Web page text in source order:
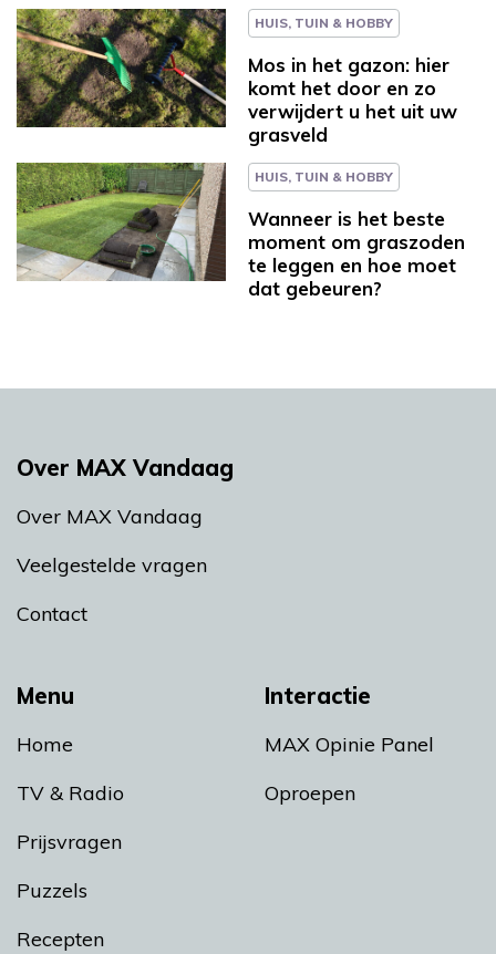
HUIS, TUIN & HOBBY
Mos in het gazon: hier
komt het door en zo
verwijdert u het uit uw
grasveld
HUIS, TUIN & HOBBY
Wanneer is het beste
moment om graszoden
te leggen en hoe moet
dat gebeuren?
Menu
Home
TV & Radio
Prijsvragen
Puzzels
Recepten
Interactie
MAX Opinie Panel
Oproepen
Over MAX Vandaag
Over MAX Vandaag
Veelgestelde vragen
Contact